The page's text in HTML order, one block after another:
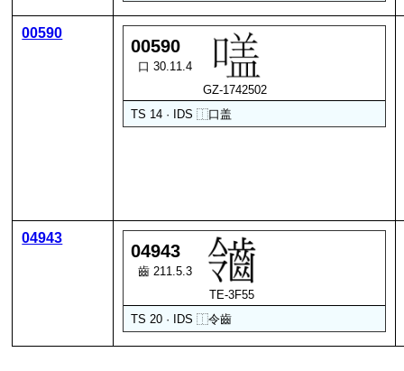
00590
00590
口 30.11.4
GZ-1742502
TS 14 · IDS⿰口盖
04943
04943
齒 211.5.3
TE-3F55
TS 20 · IDS⿰令齒